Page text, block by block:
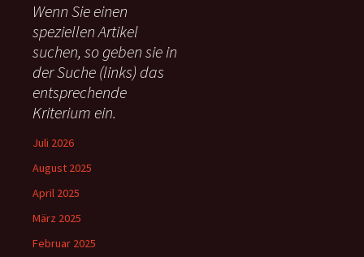
n
n
a
c
:
Wenn Sie einen
speziellen Artikel
suchen, so geben sie in
der Suche (links) das
entsprechende
Kriterium ein.
Juli 2026
August 2025
April 2025
März 2025
Februar 2025